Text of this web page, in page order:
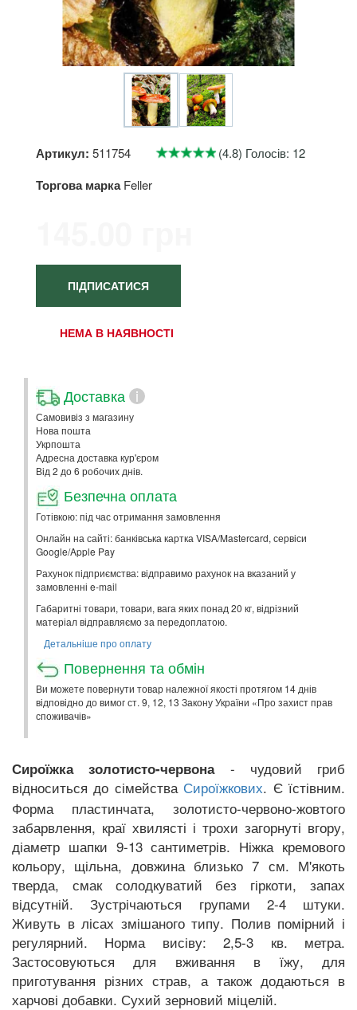
Артикул: 511754 (4.8) Голосів: 12
Торгова марка Feller
ПІДПИСАТИСЯ
НЕМА В НАЯВНОСТІ
Доставка i
Самовивіз з магазину
Нова пошта
Укрпошта
Адресна доставка кур'єром
Від 2 до 6 робочих днів.
Безпечна оплата
Готівкою: під час отримання замовлення
Онлайн на сайті: банківська картка VISA/Mastercard, сервіси
Google/Apple Pay
Рахунок підприємства: відправимо рахунок на вказаний у
замовленні e-mail
Габаритні товари, товари, вага яких понад 20 кг, відрізний
матеріал відправляємо за передоплатою.
Детальніше про оплату
Повернення та обмін
Ви можете повернути товар належної якості протягом 14 днів
відповідно до вимог ст. 9, 12, 13 Закону України «Про захист прав
споживачів»
Сироїжка золотисто-червона- чудовий гриб
відноситься до сімейства Сироїжкових. Є їстівним.
Форма пластинчата, золотисто-червоно-жовтого
забарвлення, краї хвилясті і трохи загорнуті вгору,
діаметр шапки 9-13 сантиметрів. Ніжка кремового
кольору, щільна, довжина близько 7 см. М'якоть
тверда, смак солодкуватий без гіркоти, запах
відсутній. Зустрічаються групами 2-4 штуки.
Живуть в лісах змішаного типу. Полив помірний і
регулярний. Норма висіву: 2,5-3 кв. метра.
Застосовуються для вживання в їжу, для
приготування різних страв, а також додаються в
харчові добавки. Сухий зерновий міцелій.